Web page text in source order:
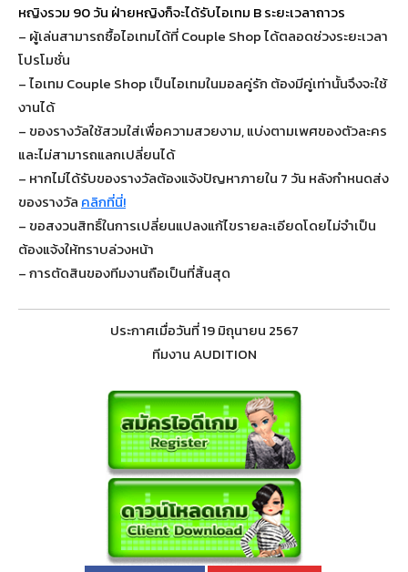
หญิงรวม 90 วัน ฝ่ายหญิงก็จะได้รับไอเทม B ระยะเวลาถาวร
– ผู้เล่นสามารถซื้อไอเทมได้ที่ Couple Shop ได้ตลอดช่วงระยะเวลา
โปรโมชั่น
– ไอเทม Couple Shop เป็นไอเทมในมอลคู่รัก ต้องมีคู่เท่านั้นจึงจะใช้
งานได้
– ของรางวัลใช้สวมใส่เพื่อความสวยงาม, แบ่งตามเพศของตัวละคร
และไม่สามารถแลกเปลี่ยนได้
– หากไม่ได้รับของรางวัลต้องแจ้งปัญหาภายใน 7 วัน หลังกำหนดส่ง
ของรางวัล คลิกที่นี่!
– ขอสงวนสิทธิ์ในการเปลี่ยนแปลงแก้ไขรายละเอียดโดยไม่จำเป็น
ต้องแจ้งให้ทราบล่วงหน้า
– การตัดสินของทีมงานถือเป็นที่สิ้นสุด
ประกาศเมื่อวันที่ 19 มิถุนายน 2567
ทีมงาน AUDITION